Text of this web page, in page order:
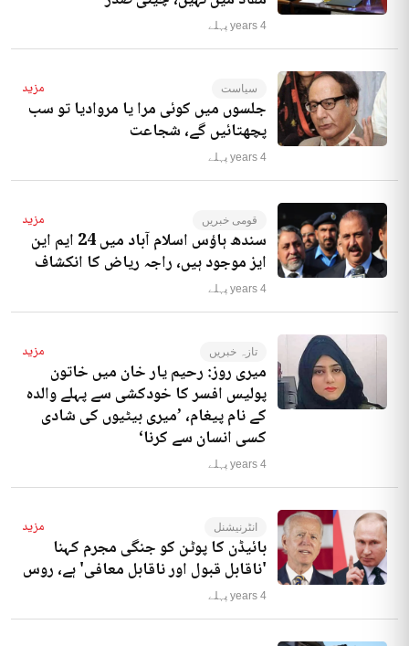
4 years پہلے
سیاست مزید
جلسوں میں کوئی مرا یا مروادیا تو سب
پچھتائیں گے، شجاعت
4 years پہلے
قومی خبریں مزید
سندھ ہاؤس اسلام آباد میں 24 ایم این
ایز موجود ہیں، راجہ ریاض کا انکشاف
4 years پہلے
تازہ خبریں مزید
میری روز: رحیم یار خان میں خاتون
پولیس افسر کا خودکشی سے پہلے والدہ
کے نام پیغام، ’میری بیٹیوں کی شادی
کسی انسان سے کرنا‘
4 years پہلے
انٹرنیشنل مزید
بائیڈن کا پوٹن کو جنگی مجرم کہنا
'ناقابل قبول اور ناقابل معافی' ہے، روس
4 years پہلے